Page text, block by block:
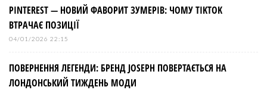
PINTEREST — НОВИЙ ФАВОРИТ ЗУМЕРІВ: ЧОМУ TIKTOK
ВТРАЧАЄ ПОЗИЦІЇ
04/01/2026 22:15
ПОВЕРНЕННЯ ЛЕГЕНДИ: БРЕНД JOSEPH ПОВЕРТАЄТЬСЯ НА
ЛОНДОНСЬКИЙ ТИЖДЕНЬ МОДИ